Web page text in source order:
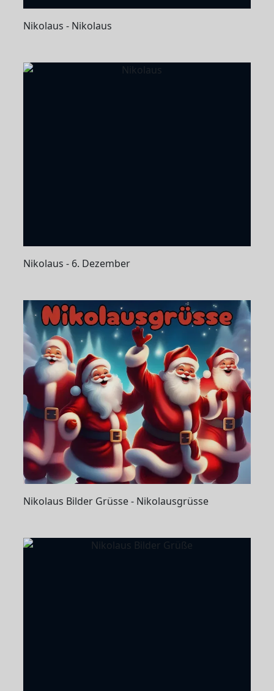
Nikolaus - Nikolaus
Nikolaus - 6. Dezember
Nikolaus Bilder Grüsse - Nikolausgrüsse